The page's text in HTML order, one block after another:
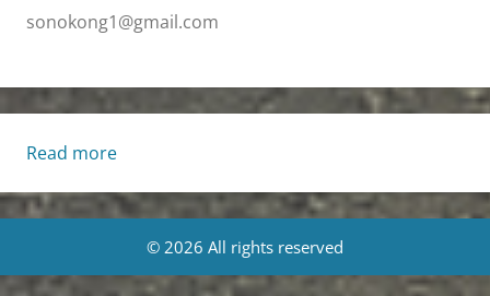
sonokong1@gmail.com
Read more:
Life
10/21/2025]
© 2026 All rights reserved